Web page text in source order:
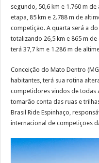
segundo, 50,6 km e 1.760 m
etapa, 85 km e 2.788 m de
competição. A quarta será a do
totalizando 26,5 km e 865 m
terá 37,7 km e 1.286 m de
Conceição do Mato Dentro
habitantes, terá sua rotina
competidores vindos de todas
tomarão conta das ruas e
Brasil Ride Espinhaço,
internacional de competições